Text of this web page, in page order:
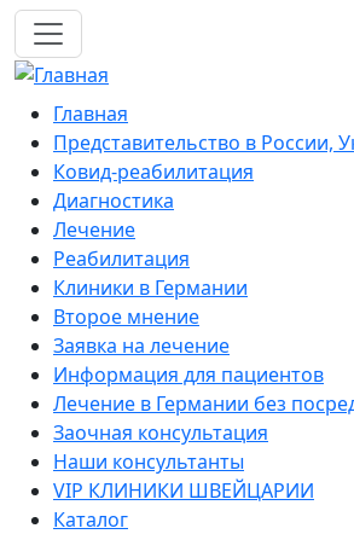
Перейти к основному содержанию
Mobile navigation
Главная
Представительство в России,
Ковид-реабилитация
Диагностика
Лечение
Реабилитация
Клиники в Германии
Второе мнение
Заявка на лечение
Информация для пациентов
Лечение в Германии без
Заочная консультация
Наши консультанты
VIP КЛИНИКИ ШВЕЙЦАРИИ
Каталог